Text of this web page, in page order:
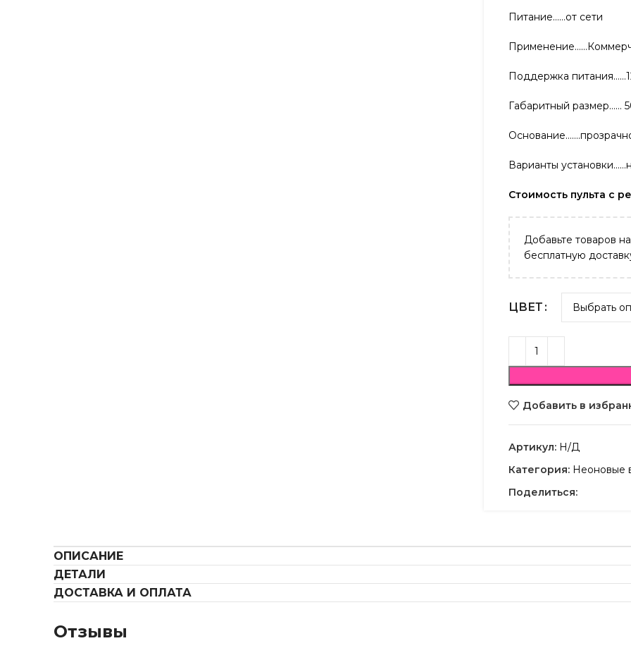
Питание……от сети
Поддержка
Габаритный размер……
Варианты
Стоимость пульта с
Добавьте товаров
бесплатную
ЦВЕТ
Добавить в
Артикул: Н/Д
Категория: Неоновые
Поделиться:
ОПИСАНИЕ
ДЕТАЛИ
ДОСТАВКА И ОПЛАТА
Отзывы